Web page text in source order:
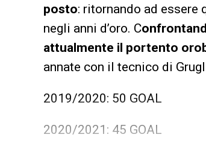
posto: ritornando ad essere
negli anni d’oro. C
attualmente il portento
annate con il tecnico di
2019/2020: 50 GOAL
2020/2021: 45 GOAL